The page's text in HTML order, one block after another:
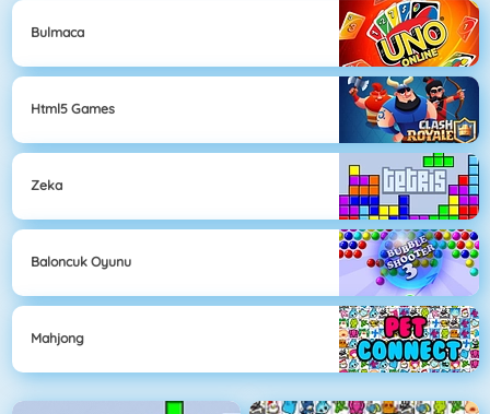
Bulmaca
Html5 Games
Zeka
Baloncuk Oyunu
Mahjong